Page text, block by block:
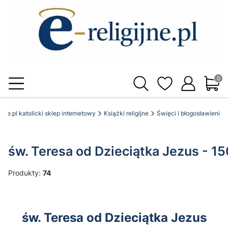
katolicki sklep internetowy Książki religijne Święci i błogosławieni
św. Teresa od Dzieciątka Jezus -
Produkty: 74
św. Teresa od Dzieciątka Jezus